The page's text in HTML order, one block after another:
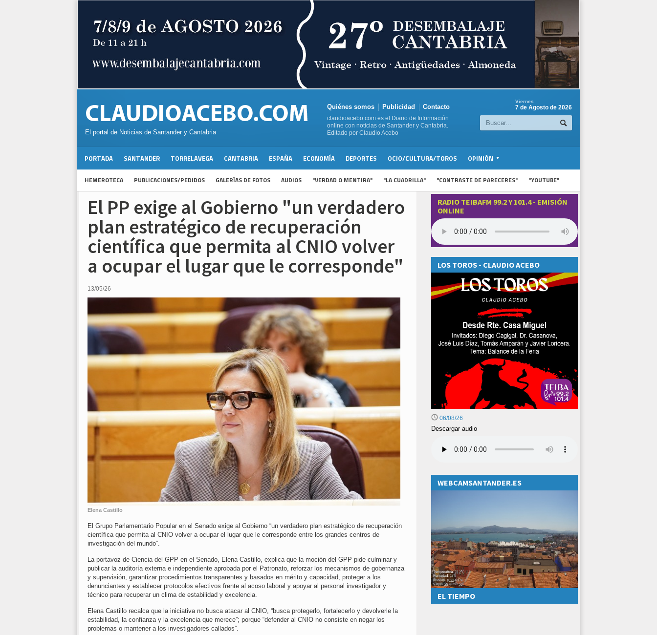
El portal de Noticias de Santander y Cantabria
Quiénes somos Publicidad Contacto
claudioacebo.com es el Diario de Información
online con noticias de Santander y Cantabria.
Editado por Claudio Acebo
Viernes
7 de Agosto de 2026
PORTADA SANTANDER TORRELAVEGA CANTABRIA ESPAÑA ECONOMÍA DEPORTES OCIO/CULTURA/TOROS OPINIÓN
HEMEROTECA PUBLICACIONES/PEDIDOS GALERÍAS DE FOTOS AUDIOS "VERDAD O MENTIRA" "LA CUADRILLA" "CONTRASTE DE PARECERES" "YOUTUBE"
El PP exige al Gobierno "un verdadero
plan estratégico de recuperación
científica que permita al CNIO volver
a ocupar el lugar que le corresponde"
13/05/26
Elena Castillo
El Grupo Parlamentario Popular en el Senado exige al Gobierno “un verdadero plan estratégico de recuperación
científica que permita al CNIO volver a ocupar el lugar que le corresponde entre los grandes centros de
investigación del mundo”.
La portavoz de Ciencia del GPP en el Senado, Elena Castillo, explica que la moción del GPP pide culminar y
publicar la auditoría externa e independiente aprobada por el Patronato, reforzar los mecanismos de gobernanza
y supervisión, garantizar procedimientos transparentes y basados en mérito y capacidad, proteger a los
denunciantes y establecer protocolos efectivos frente al acoso laboral y apoyar al personal investigador y
técnico para recuperar un clima de estabilidad y excelencia.
Elena Castillo recalca que la iniciativa no busca atacar al CNIO, “busca protegerlo, fortalecerlo y devolverle la
estabilidad, la confianza y la excelencia que merece”; porque “defender al CNIO no consiste en negar los
problemas o mantener a los investigadores callados”.
RADIO TEIBAFM 99.2 Y 101.4 - EMISIÓN
ONLINE
LOS TOROS - CLAUDIO ACEBO
06/08/26
Descargar audio
WEBCAMSANTANDER.ES
EL TIEMPO